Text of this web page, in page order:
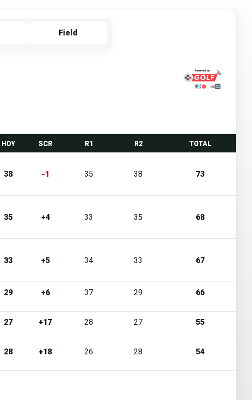
Field
HOY SCR R1 R2 TOTAL
38 -1 35 38 73
35 +4 33 35 68
33 +5 34 33 67
29 +6 37 29 66
27 +17 28 27 55
28 +18 26 28 54